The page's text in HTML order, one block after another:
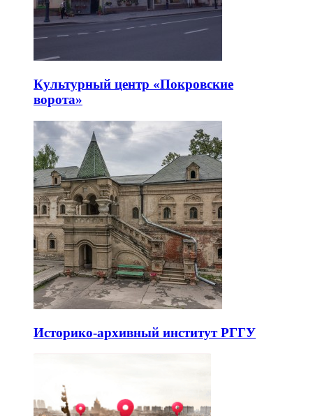
Культурный центр «Покровские
ворота»
Историко-архивный институт РГГУ